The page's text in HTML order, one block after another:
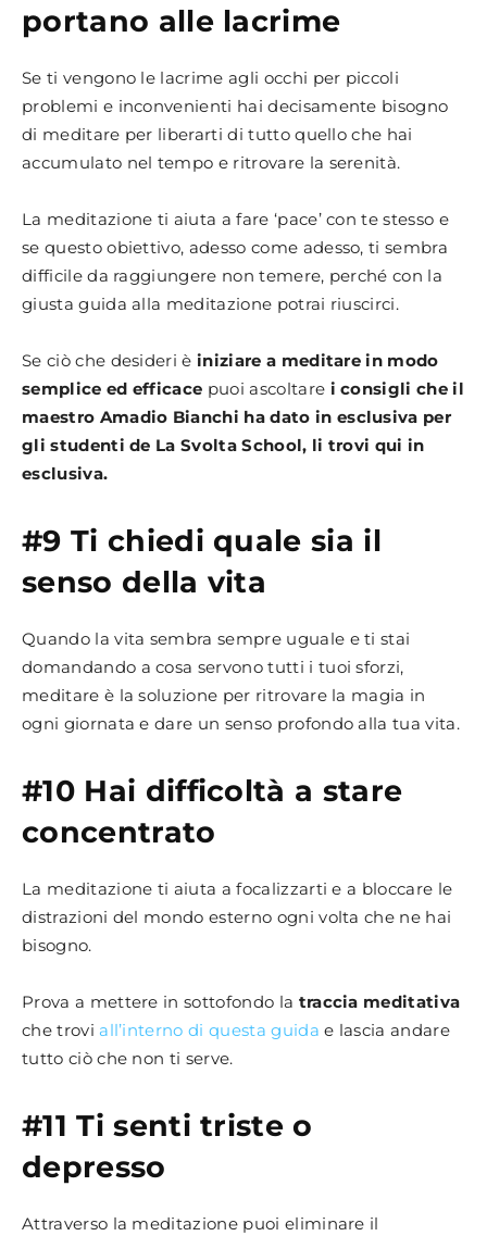
portano alle lacrime
Se ti vengono le lacrime agli occhi per piccoli
problemi e inconvenienti hai decisamente bisogno
di meditare per liberarti di tutto quello che hai
accumulato nel tempo e ritrovare la serenità.
La meditazione ti aiuta a fare ‘pace’ con te stesso e
se questo obiettivo, adesso come adesso, ti sembra
difficile da raggiungere non temere, perché con la
giusta guida alla meditazione potrai riuscirci.
Se ciò che desideri è iniziare a meditare in modo
semplice ed efficace puoi ascoltare i consigli che il
maestro Amadio Bianchi ha dato in esclusiva per
gli studenti de La Svolta School, li trovi qui in
esclusiva.
#9 Ti chiedi quale sia il
senso della vita
Quando la vita sembra sempre uguale e ti stai
domandando a cosa servono tutti i tuoi sforzi,
meditare è la soluzione per ritrovare la magia in
ogni giornata e dare un senso profondo alla tua vita.
#10 Hai difficoltà a stare
concentrato
La meditazione ti aiuta a focalizzarti e a bloccare le
distrazioni del mondo esterno ogni volta che ne hai
bisogno.
Prova a mettere in sottofondo la traccia meditativa
che troviall’interno di questa guida e lascia andare
tutto ciò che non ti serve.
#11 Ti senti triste o
depresso
Attraverso la meditazione puoi eliminare il